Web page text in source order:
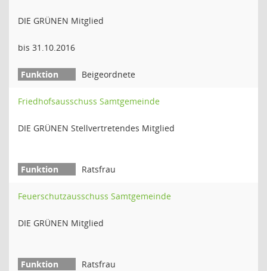
DIE GRÜNEN Mitglied
bis 31.10.2016
Beigeordnete
Friedhofsausschuss Samtgemeinde
DIE GRÜNEN Stellvertretendes Mitglied
Ratsfrau
Feuerschutzausschuss Samtgemeinde
DIE GRÜNEN Mitglied
Ratsfrau